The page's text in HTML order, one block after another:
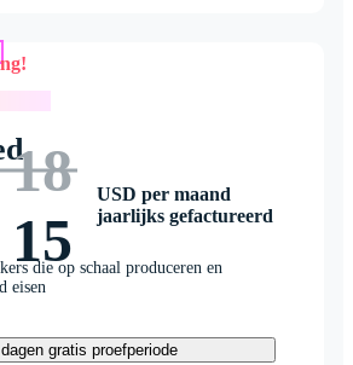
USD per maand
jaarlijks gefactureerd
die op schaal produceren en
eisen
gratis proefperiode